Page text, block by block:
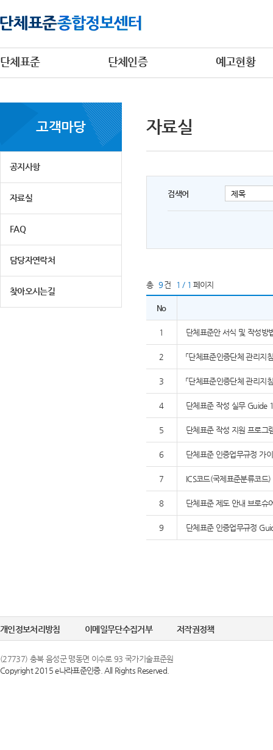
단체표준 단체인증 예고현황
고객마당
공지사항
자료실
FAQ
담당자연락처
찾아오시는길
자료실
검색어
총 9 건 1 / 1 페이지
No
1 단체표준안 서식 및 작성방
2 「단체표준인증단체 관리지
3 「단체표준인증단체 관리지
4 단체표준 작성 실무 Guide
5 단체표준 작성 지원 프로
6 단체표준 인증업무규정 가
7 ICS코드(국제표준분류코드
8 단체표준 제도 안내 브로슈
9 단체표준 인증업무규정
개인정보처리방침 이메일무단수집거부 저작권정책
(27737) 충북 음성군 맹동면 이수로 93 국가기술표준원
Copyright 2015 e나라표준인증. All Rights Reserved.